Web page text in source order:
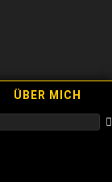
ÜBER MICH